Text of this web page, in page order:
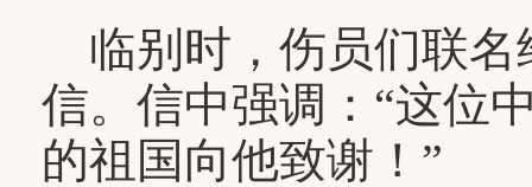
临别时，伤员们联名
信。信中强调：“这位
的祖国向他致谢！”